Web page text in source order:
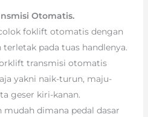
Otomatis.
foklift otomatis dengan
pada tuas handlenya.
transmisi otomatis
yakni naik-turun, maju-
geser kiri-kanan.
mudah dimana pedal dasar